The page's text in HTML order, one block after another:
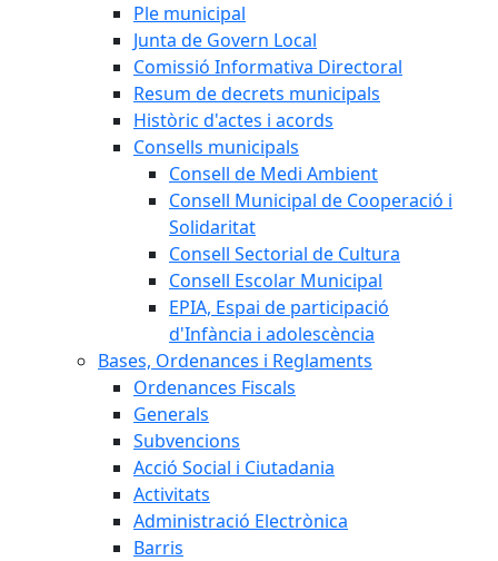
Ple municipal
Junta de Govern Local
Comissió Informativa Directoral
Resum de decrets municipals
Històric d'actes i acords
Consells municipals
Consell de Medi Ambient
Consell Municipal de Cooperació i
Solidaritat
Consell Sectorial de Cultura
Consell Escolar Municipal
EPIA, Espai de participació
d'Infància i adolescència
Bases, Ordenances i Reglaments
Ordenances Fiscals
Generals
Subvencions
Acció Social i Ciutadania
Activitats
Administració Electrònica
Barris